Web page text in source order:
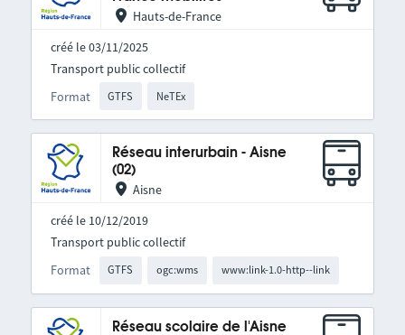
Hauts-de-France
créé le 03/11/2025
Format GTFS NeTEx
Transport public collectif
Réseau interurbain - Aisne
(02)
Aisne
créé le 10/12/2019
Format GTFS ogc:wms www:link-1.0-http--link
Transport public collectif
Réseau scolaire de l'Aisne